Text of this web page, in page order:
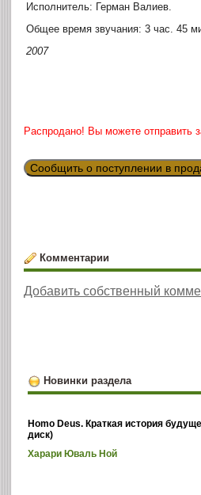
Исполнитель: Герман Валиев.
Общее время звучания: 3 час. 45
2007
Распродано! Вы можете отправить
Сообщить о поступлении в
Комментарии
Добавить собственный
Новинки раздела
Homo Deus. Краткая история
диск)
Харари Юваль Ной